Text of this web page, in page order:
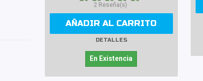
2 Reseña(s)
AÑADIR AL CARRITO
DETALLES
En Existencia